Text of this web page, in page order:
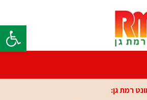
פתח
רמת גן: